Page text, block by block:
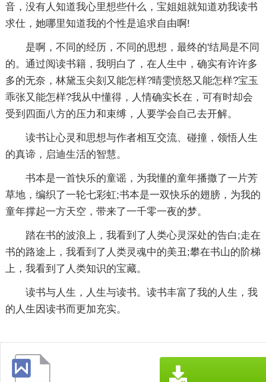
音，没有人知道我心里想些什么，宝姐姐就知道劝我读书
求仕，她哪里知道我的个性是追求自由啊!
是啊，不同的经历，不同的思想，最终的'结局是不同
的。通过阅读书籍，我明白了，在人生中，确实有许许多
多的无奈，林黛玉尖刻又能怎样?晴雯愤怒又能怎样?宝玉
乖张又能怎样?我从中懂得，人情确实长在，可有时却会
受到四面八方的压力和束缚，人要学会自己去开解。
读书让心灵和思想与作者相互交流、碰撞，领悟人生
的真谛，启迪生活的智慧。
书本是一首快乐的童谣，为我懂的童年播撒了一片芳
草地，编织了一轮七彩虹;书本是一双快乐的翅膀，为我的
童年撑起一方天空，带来了一千零一夜的梦。
踏在书的波浪上，我看到了人类心灵深处的告白;走在
书的路途上，我看到了人类灵魂中的美丑;攀在书山的阶梯
上，我看到了人类知识的宝藏。
读书与人生，人生与读书。读书丰富了我的人生，我
的人生因读书而更加充实。